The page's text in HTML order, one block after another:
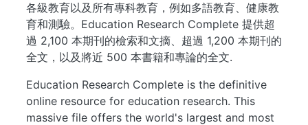
各級教育以及所有專科教育，例如多語教育、健康教
育和測驗。Education Research Complete 提供超
過 2,100 本期刊的檢索和文摘、超過 1,200 本期刊的
全文，以及將近 500 本書籍和專論的全文.
Education Research Complete is the definitive
online resource for education research. This
massive file offers the world's largest and most